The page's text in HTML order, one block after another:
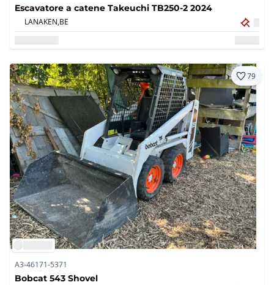
Escavatore a catene Takeuchi TB250-2 2024
LANAKEN,BE
79
A3-46171-5371
Bobcat 543 Shovel